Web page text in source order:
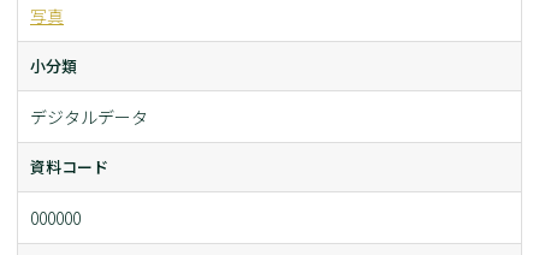
写真
小分類
デジタルデータ
資料コード
000000